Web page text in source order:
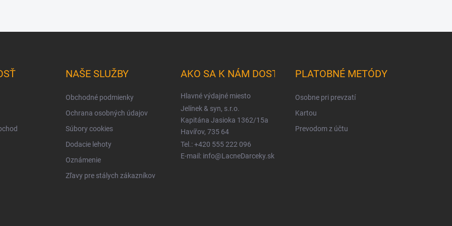
NAŠE SLUŽBY
Obchodné podmienky
Ochrana osobných údajov
Súbory cookies
Dodacie lehoty
Oznámenie
Zľavy pre stálych zákazníkov
AKO SA K NÁM DOSTANETE
Hlavné výdajné miesto
Jelínek & syn, s.r.o.
Kapitána Jasioka 1362/15a
Havířov, 735 64
Tel.: +420 555 222 096
E-mail: info@LacneDarceky.sk
PLATOBNÉ METÓDY
Osobne pri prevzatí
Kartou
Prevodom z účtu